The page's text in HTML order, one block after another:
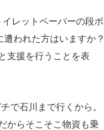
レットペーパーの段ボ
われた方はいますか？
支援を行うことを表
で石川まで行くから。
からそこそこ物資も乗